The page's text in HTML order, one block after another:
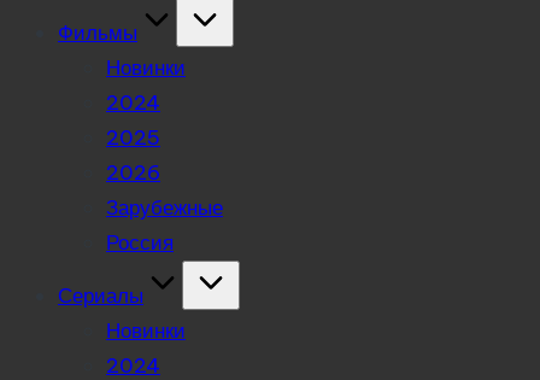
Фильмы
Новинки
2024
2025
2026
Зарубежные
Россия
Сериалы
Новинки
2024